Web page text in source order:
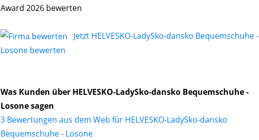
Award 2026 bewerten
Jetzt HELVESKO-LadySko-dansko Bequemschuhe -
Losone bewerten
Was Kunden über HELVESKO-LadySko-dansko Bequemschuhe -
Losone sagen
3 Bewertungen aus dem Web für HELVESKO-LadySko-dansko
Bequemschuhe - Losone